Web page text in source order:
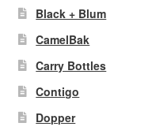
Black + Blum
CamelBak
Carry Bottles
Contigo
Dopper